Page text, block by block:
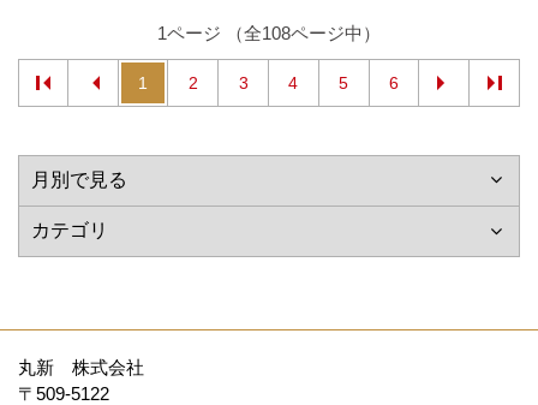
1ページ （全108ページ中）
1 2 3 4 5 6
丸新 株式会社
〒509-5122